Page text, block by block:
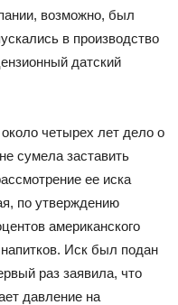
возможно, был
в производство
датский
четырех лет дело о
сумела заставить
ее иска
по утверждению
американского
Иск был подан
раз заявила, что
давление на